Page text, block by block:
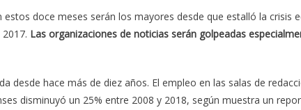
doce meses serán los mayores desde que estalló la crisis
Las organizaciones de noticias serán golpeadas
desde hace más de diez años. El empleo en las salas de
disminuyó un 25% entre 2008 y 2018, según muestra un